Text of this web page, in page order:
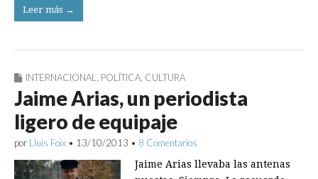
Leer más →
INTERNACIONAL POLÍTICA CULTURA
Jaime Arias, un periodista
ligero de equipaje
por Lluís Foix • 13/10/2013 • 8 Comentarios
Jaime Arias llevaba las antenas